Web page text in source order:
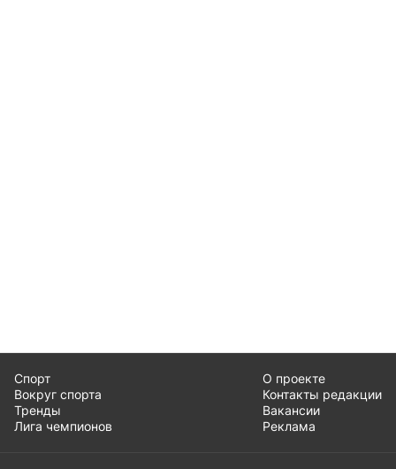
Спорт
Вокруг спорта
Тренды
Лига чемпионов
О проекте
Контакты редакции
Вакансии
Реклама